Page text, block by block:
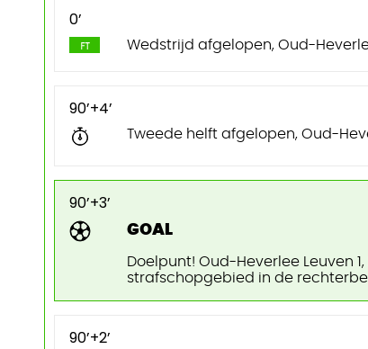
0’
Wedstrijd afgelopen, Oud-
90’+4’
Tweede helft afgelopen, Oud-
90’+3’
GOAL
Doelpunt! Oud-Heverlee Leuven
strafschopgebied in de
90’+2’